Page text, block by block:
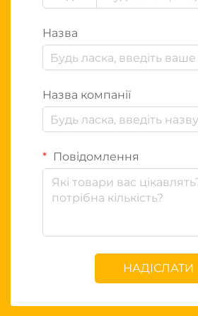
Назва
Назва компанії
Повідомлення
НАДІСЛАТИ